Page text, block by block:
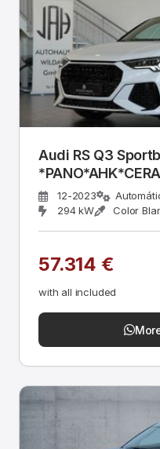
Audi RS Q3
12-2023
294 kW
Color
57.314 €
with all included